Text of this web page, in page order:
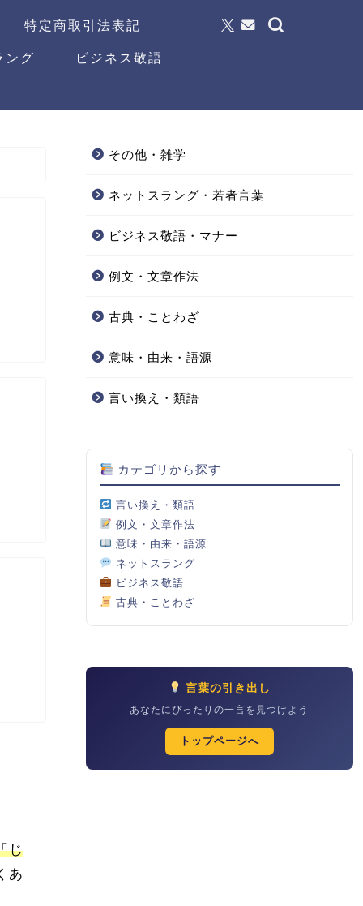
特定商取引法表記
ング
ビジネス敬語
じ
あ
その他・雑学
ネットスラング・若者言葉
ビジネス敬語・マナー
例文・文章作法
古典・ことわざ
意味・由来・語源
言い換え・類語
カテゴリから探す
言い換え・類語
例文・文章作法
意味・由来・語源
ネットスラング
ビジネス敬語
古典・ことわざ
言葉の引き出し
あなたにぴったりの一言を見つけよう
トップページへ